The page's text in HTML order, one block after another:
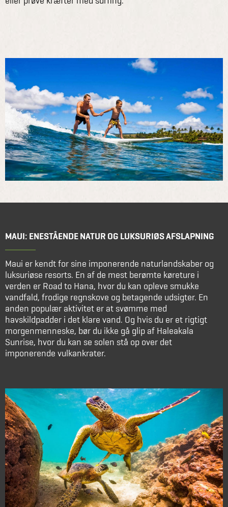
MAUI: ENESTÅENDE NATUR OG LUKSURIØS AFSLAPNING
Maui er kendt for sine imponerende naturlandskaber og
luksuriøse resorts. En af de mest berømte køreture i
verden er Road to Hana, hvor du kan opleve smukke
vandfald, frodige regnskove og betagende udsigter. En
anden populær aktivitet er at svømme med
havskildpadder i det klare vand. Og hvis du er et rigtigt
morgenmenneske, bør du ikke gå glip af Haleakala
Sunrise, hvor du kan se solen stå op over det
imponerende vulkankrater.